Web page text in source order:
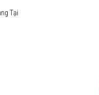
Tại